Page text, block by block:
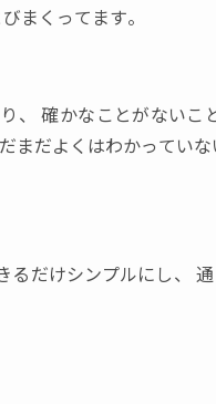
まくってます。
、
確かなことがないこ
まだよくはわかってい
るだけシンプルにし、